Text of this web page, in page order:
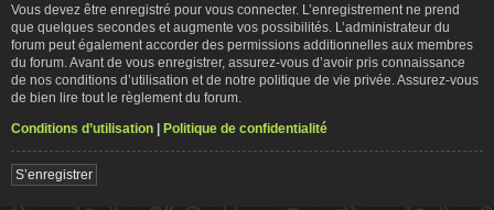
Vous devez être enregistré pour vous connecter. L’enregistrement ne prend
que quelques secondes et augmente vos possibilités. L’administrateur du
forum peut également accorder des permissions additionnelles aux membres
du forum. Avant de vous enregistrer, assurez-vous d’avoir pris connaissance
de nos conditions d’utilisation et de notre politique de vie privée. Assurez-vous
de bien lire tout le règlement du forum.
Conditions d’utilisation | Politique de confidentialité
S’enregistrer